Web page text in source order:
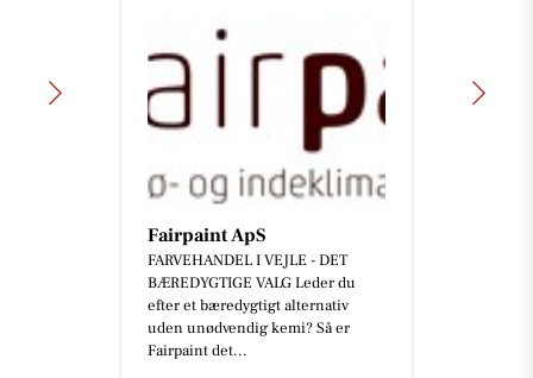
Fairpaint ApS
FARVEHANDEL I VEJLE - DET
BÆREDYGTIGE VALG Leder du
efter et bæredygtigt alternativ
uden unødvendig kemi? Så er
Fairpaint det...